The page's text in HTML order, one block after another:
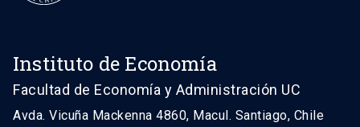
Instituto de Economía
Facultad de Economía y Administración UC
Avda. Vicuña Mackenna 4860, Macul. Santiago, Chile